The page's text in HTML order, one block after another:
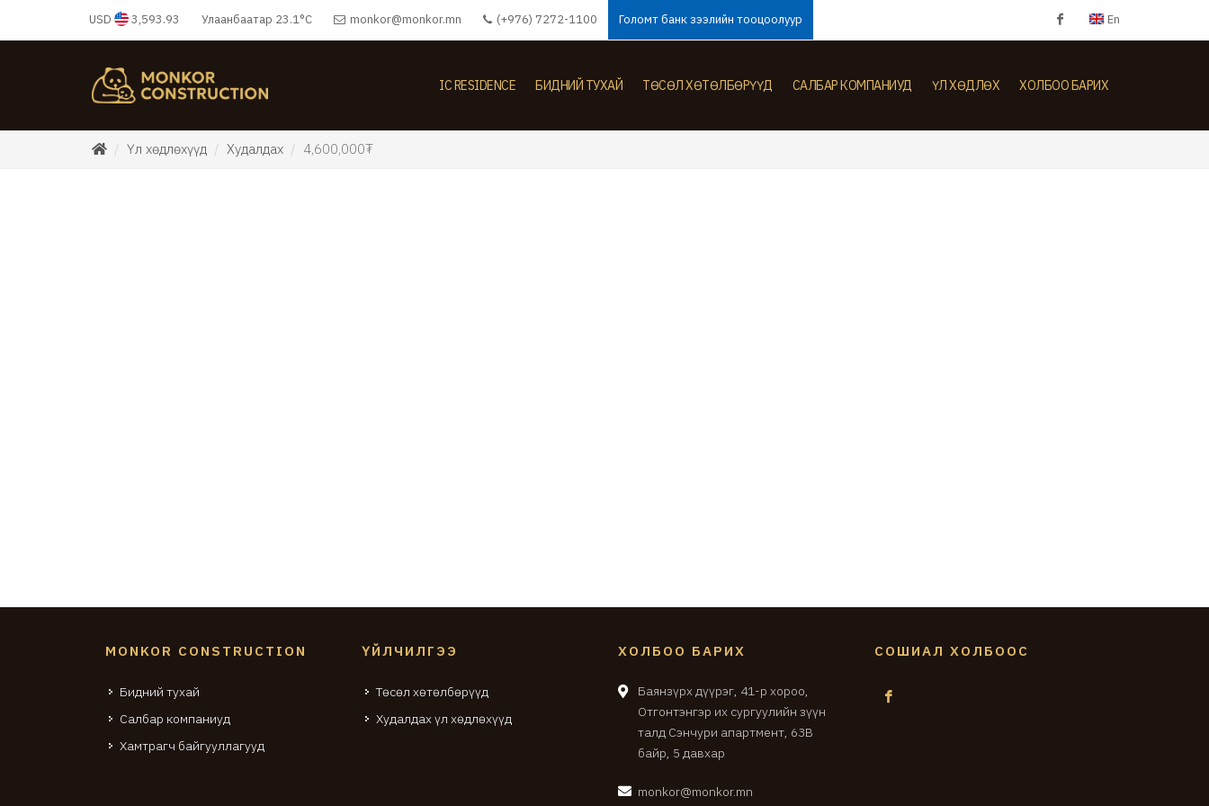
USD 3,593.93 Улаанбаатар 23.1°C monkor@monkor.mn (+976) 7272-1100 Голомт банк зээлийн тооцоолуур En
IC RESIDENCE БИДНИЙ ТУХАЙ ТӨСӨЛ ХӨТӨЛБӨРҮҮД САЛБАР КОМПАНИУД ҮЛ ХӨДЛӨХ ХОЛБОО БАРИХ
Үл хөдлөхүүд Худалдах 4,600,000₮
MONKOR CONSTRUCTION
Бидний тухай
Салбар компаниуд
Хамтрагч байгууллагууд
ҮЙЛЧИЛГЭЭ
Төсөл хөтөлбөрүүд
Худалдах үл хөдлөхүүд
ХОЛБОО БАРИХ
Баянзүрх дүүрэг, 41-р хороо,
Отгонтэнгэр их сургуулийн зүүн
талд Сэнчури апартмент, 63В
байр, 5 давхар
monkor@monkor.mn
СОШИАЛ ХОЛБООС